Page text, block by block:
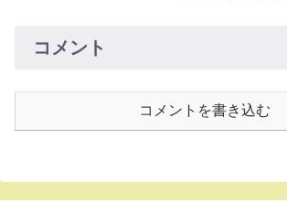
コメント
コメントを書き込む